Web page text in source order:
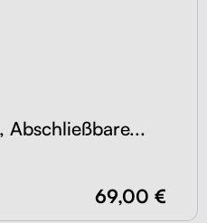
Abschließbare...
69,00 €